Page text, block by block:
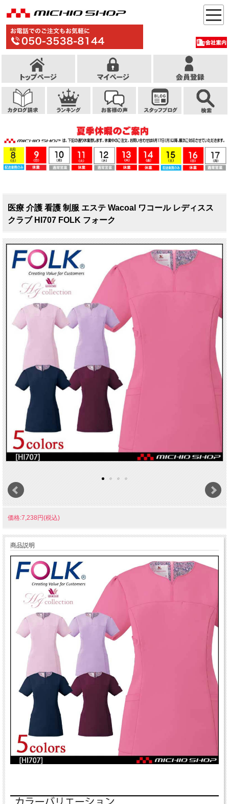
医療 介護 看護 制服 エステ Wacoal ワコール レディスス
クラブ HI707 FOLK フォーク
価格:7,238円(税込)
商品説明